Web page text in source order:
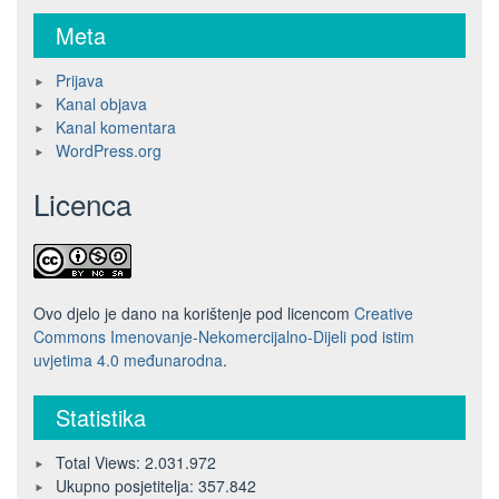
Meta
Prijava
Kanal objava
Kanal komentara
WordPress.org
Licenca
Ovo djelo je dano na korištenje pod licencom Creative
Commons Imenovanje-Nekomercijalno-Dijeli pod istim
uvjetima 4.0 međunarodna.
Statistika
Total Views: 2.031.972
Ukupno posjetitelja: 357.842